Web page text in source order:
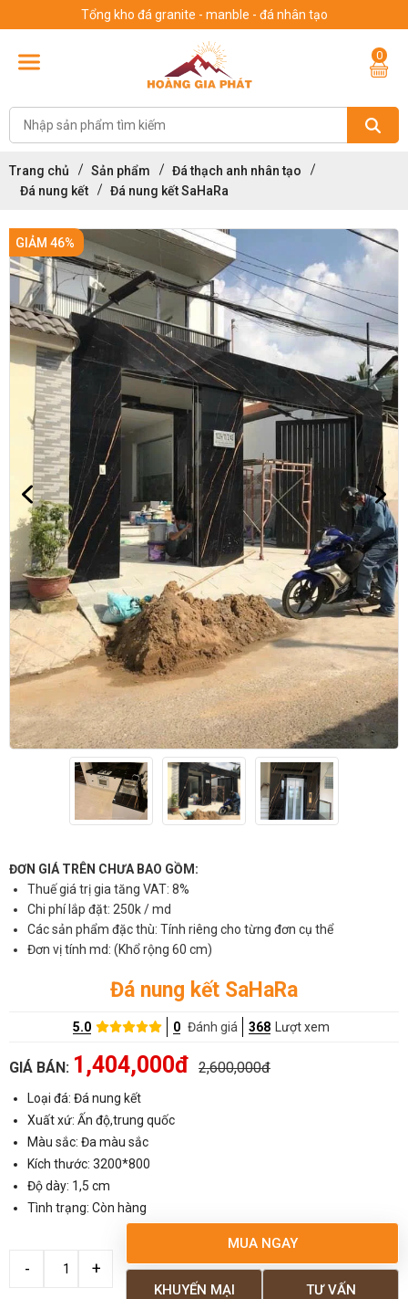
Tổng kho đá granite - manble - đá nhân tạo
0
Trang chủ Sản phẩm
Đá thạch anh nhân tạo
Đá nung kết
Đá nung kết SaHaRa
GIẢM 46%
ĐƠN GIÁ TRÊN CHƯA BAO GỒM:
Thuế giá trị gia tăng VAT: 8%
Chi phí lắp đặt: 250k / md
Các sản phẩm đặc thù: Tính riêng cho từng đơn cụ thể
Đơn vị tính md: (Khổ rộng 60 cm)
Đá nung kết SaHaRa
5.0 0 Đánh giá 368 Lượt xem
GIÁ BÁN: 1,404,000đ 2,600,000đ
Loại đá: Đá nung kết
Xuất xứ: Ấn độ,trung quốc
Màu sắc: Đa màu sắc
Kích thước: 3200*800
Độ dày: 1,5 cm
Tình trạng: Còn hàng
MUA NGAY
TƯ VẤN
KHUYẾN MẠI